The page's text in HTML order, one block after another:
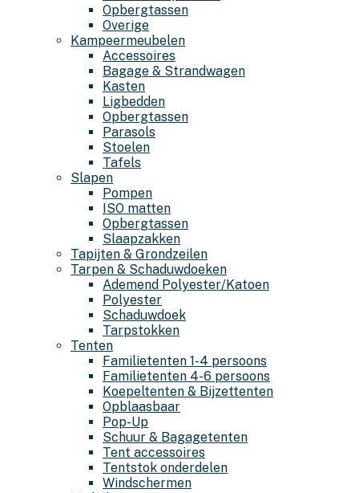
Opbergtassen
Overige
Kampeermeubelen
Accessoires
Bagage & Strandwagen
Kasten
Ligbedden
Opbergtassen
Parasols
Stoelen
Tafels
Slapen
Pompen
ISO matten
Opbergtassen
Slaapzakken
Tapijten & Grondzeilen
Tarpen & Schaduwdoeken
Ademend Polyester/Katoen
Polyester
Schaduwdoek
Tarpstokken
Tenten
Familietenten 1-4 persoons
Familietenten 4-6 persoons
Koepeltenten & Bijzettenten
Opblaasbaar
Pop-Up
Schuur & Bagagetenten
Tent accessoires
Tentstok onderdelen
Windschermen